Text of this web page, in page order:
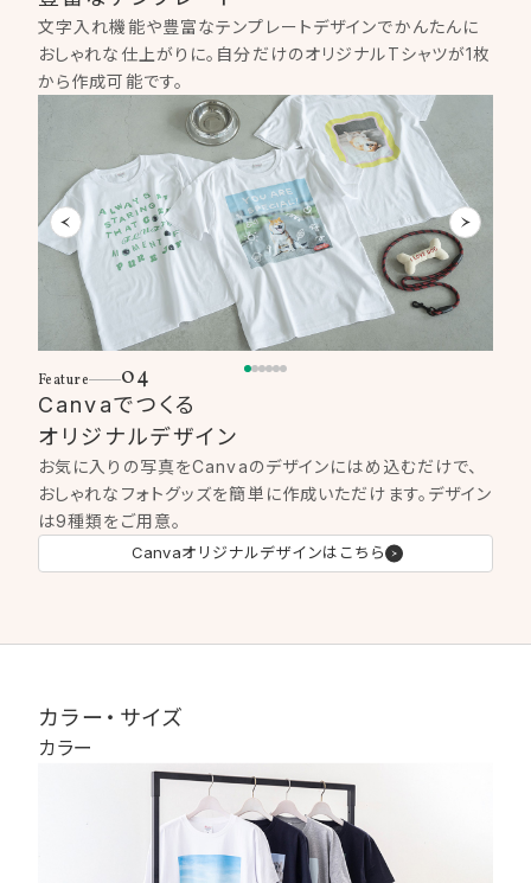
文字入れ機能や豊富なテンプレートデザインでかんたんに
おしゃれな仕上がりに。自分だけのオリジナルTシャツが1枚
から作成可能です。​
Feature 04
Canvaでつくる
オリジナルデザイン
お気に入りの写真をCanvaのデザインにはめ込むだけで、
おしゃれなフォトグッズを簡単に作成いただけます。デザイン
は9種類をご用意。
Canvaオリジナルデザインはこちら
カラー・サイズ
カラー